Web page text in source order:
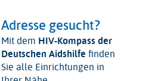
Adresse gesucht?
Mit dem HIV-Kompass der
Deutschen Aidshilfe finden
Sie alle Einrichtungen in